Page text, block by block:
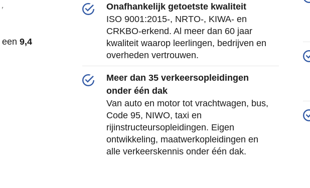
een9,4
Onafhankelijk getoetste kwaliteit
ISO 9001:2015-, NRTO-, KIWA- en
CRKBO-erkend. Al meer dan 60 jaar
kwaliteit waarop leerlingen, bedrijven en
overheden vertrouwen.
Meer dan 35 verkeersopleidingen
onder één dak
Van auto en motor tot vrachtwagen, bus,
Code 95, NIWO, taxi en
rijinstructeursopleidingen. Eigen
ontwikkeling, maatwerkopleidingen en
alle verkeerskennis onder één dak.